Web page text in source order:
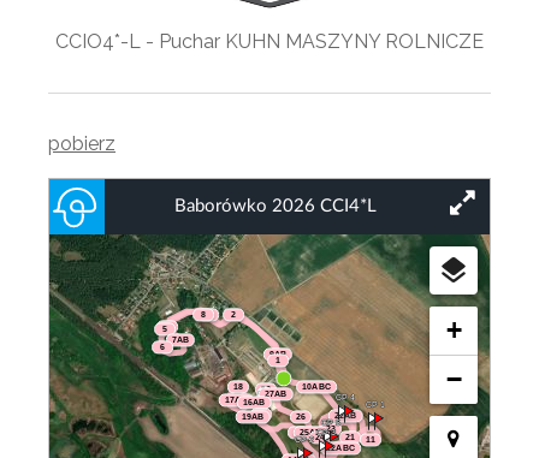
CCIO4*-L - Puchar KUHN MASZYNY ROLNICZE
pobierz